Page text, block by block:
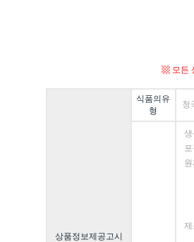
▩ 모든
상품정보제공고시
식품의유
형
청